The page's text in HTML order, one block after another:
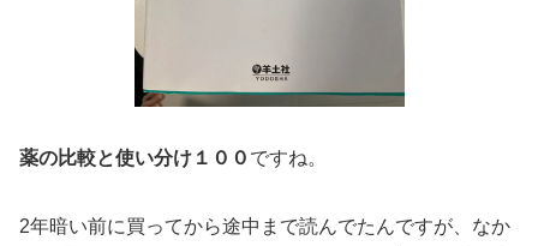
薬の比較と使い分け１００ ですね。
2年暗い前に買ってから途中まで読んでたんですが、なか